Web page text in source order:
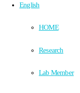
English
HOME
Research
Lab Member